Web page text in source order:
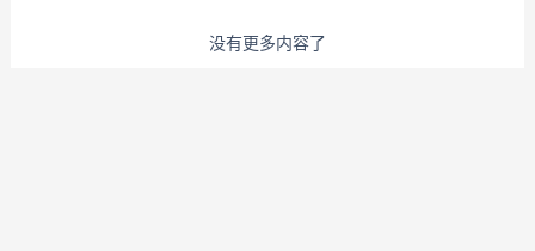
没有更多内容了